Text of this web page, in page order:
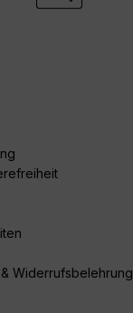
Widerrufsbelehrung